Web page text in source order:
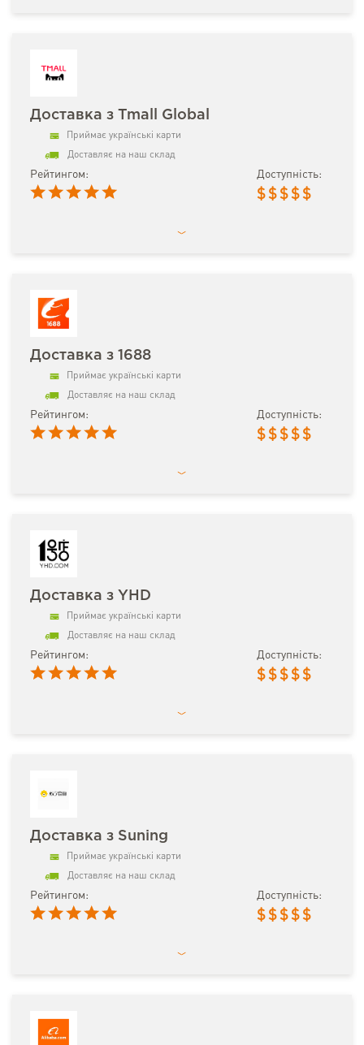
Доставка з Tmall Global
Приймає українські карти
Доставляє на наш склад
Рейтингом: Доступність:
$ $ $ $ $
Доставка з 1688
Приймає українські карти
Доставляє на наш склад
Рейтингом: Доступність:
$ $ $ $ $
Доставка з YHD
Приймає українські карти
Доставляє на наш склад
Рейтингом: Доступність:
$ $ $ $ $
Доставка з Suning
Приймає українські карти
Доставляє на наш склад
Рейтингом: Доступність:
$ $ $ $ $